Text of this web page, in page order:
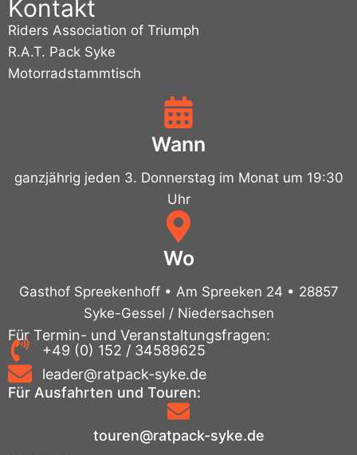
Kontakt
Riders Association of Triumph
R.A.T. Pack Syke
Motorradstammtisch
Wann
ganzjährig jeden 3. Donnerstag im Monat um 19:30
Uhr
Wo
Gasthof Spreekenhoff • Am Spreeken 24 • 28857
Syke-Gessel / Niedersachsen
Für Termin- und Veranstaltungsfragen:
+49 (0) 152 / 34589625
leader@ratpack-syke.de
Für Ausfahrten und Touren:
touren@ratpack-syke.de